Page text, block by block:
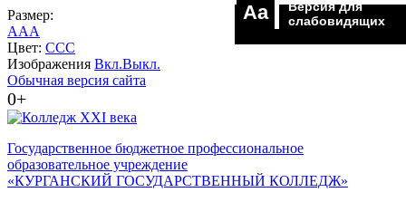
Размер:
AAA
Цвет: CCC
Изображения Вкл.Выкл.
Обычная версия сайта
0+
Aa
Версия для
слабовидящих
Государственное бюджетное профессиональное
образовательное учреждение
«КУРГАНСКИЙ ГОСУДАРСТВЕННЫЙ КОЛЛЕДЖ»